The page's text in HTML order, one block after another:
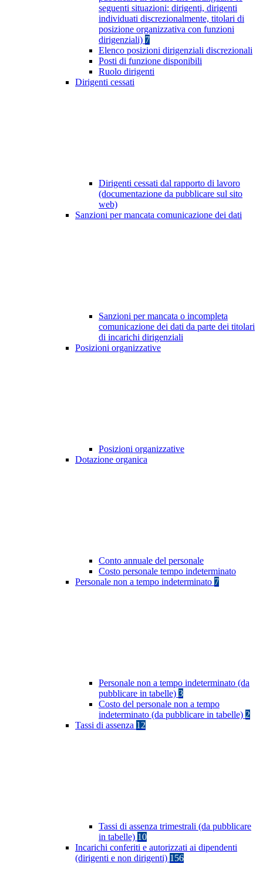
seguenti situazioni: dirigenti, dirigenti
individuati discrezionalmente, titolari di
posizione organizzativa con funzioni
dirigenziali) 7
Elenco posizioni dirigenziali discrezionali
Posti di funzione disponibili
Ruolo dirigenti
Dirigenti cessati
Dirigenti cessati dal rapporto di lavoro
(documentazione da pubblicare sul sito
web)
Sanzioni per mancata comunicazione dei dati
Sanzioni per mancata o incompleta
comunicazione dei dati da parte dei titolari
di incarichi dirigenziali
Posizioni organizzative
Posizioni organizzative
Dotazione organica
Conto annuale del personale
Costo personale tempo indeterminato
Personale non a tempo indeterminato 7
Personale non a tempo indeterminato (da
pubblicare in tabelle) 3
Costo del personale non a tempo
indeterminato (da pubblicare in tabelle) 2
Tassi di assenza 12
Tassi di assenza trimestrali (da pubblicare
in tabelle) 10
Incarichi conferiti e autorizzati ai dipendenti
(dirigenti e non dirigenti) 156